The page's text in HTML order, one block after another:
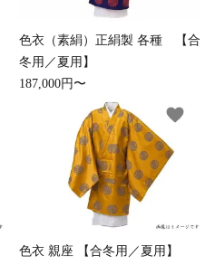
色衣（素絹）正絹製 各種 【合
冬用／夏用】
187,000円〜
色衣 親座 【合冬用／夏用】
favorite